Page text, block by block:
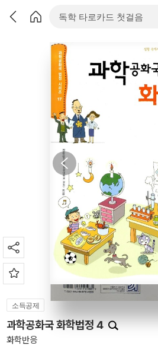
소득공제
과학공화국 화학법정 4
화학반응